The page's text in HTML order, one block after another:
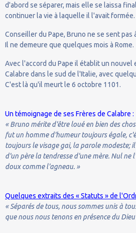
d'abord se séparer, mais elle se laissa
continuer la vie à laquelle il l'avait formée.
Conseiller du Pape, Bruno ne se sent pas
Il ne demeure que quelques mois à Rome.
Avec l'accord du Pape il établit un nouvel
Calabre dans le sud de l'Italie, avec
C'est là qu'il meurt le 6 octobre 1101.
Un témoignage de ses Frères de Calabre :
« Bruno mérite d'être loué en bien des
fut un homme d'humeur toujours égale,
toujours le visage gai, la parole modeste;
d'un père la tendresse d'une mère. Nul ne
doux comme l'agneau. »
Quelques extraits des « Statuts » de
« Séparés de tous, nous sommes unis à
que nous nous tenons en présence du